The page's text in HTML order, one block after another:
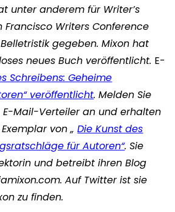
unter anderem für Writer’s
Francisco Writers Conference
gegeben. Mixon hat
neues Buch veröffentlicht. E-
Schreibens: Geheime
veröffentlicht. Melden Sie
E-Mail-Verteiler an und erhalten
von „Die Kunst des
für Autoren“. Sie
und betreibt ihren Blog
Auf Twitter ist sie
zu finden.